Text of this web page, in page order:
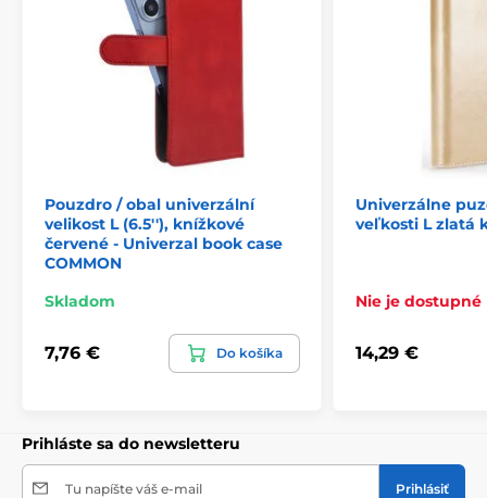
Pouzdro / obal univerzální
velikost L (6.5''), knížkové
červené - Univerzal book case
COMMON
Skladom
7,76 € Do košíka
Univerzálne
veľkosti L zlatá
Nie je dostupné
14,29 €
Prihláste sa do newsletteru
Tu napíšte váš e-mail Prihlásiť